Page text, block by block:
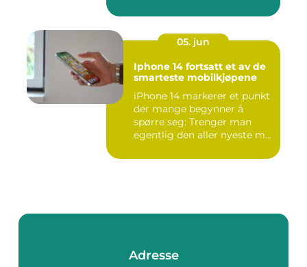
05. jun
Iphone 14 fortsatt et av de
smarteste mobilkjøpene
iPhone 14 markerer et punkt
der mange begynner å
spørre seg: Trenger man
egentlig den aller nyeste m...
Adresse